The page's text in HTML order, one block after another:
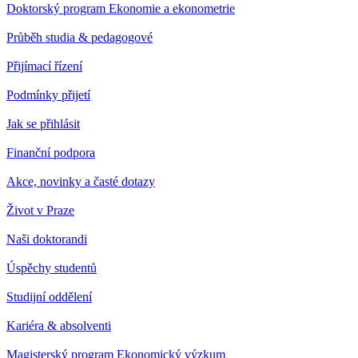
Doktorský program Ekonomie a ekonometrie
Průběh studia & pedagogové
Přijímací řízení
Podmínky přijetí
Jak se přihlásit
Finanční podpora
Akce, novinky a časté dotazy
Život v Praze
Naši doktorandi
Úspěchy studentů
Studijní oddělení
Kariéra & absolventi
Magisterský program Ekonomický výzkum